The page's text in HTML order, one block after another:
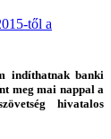
indíthatnak banki
meg mai nappal a
hivatalos